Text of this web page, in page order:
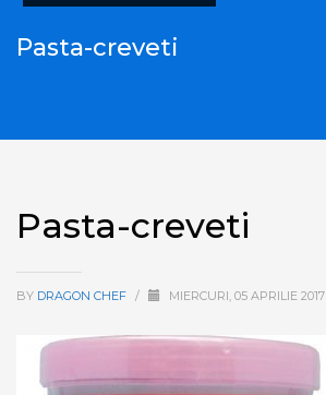
Pasta-creveti
Pasta-creveti
BY DRAGON CHEF / MIERCURI, 05 APRILIE 2017